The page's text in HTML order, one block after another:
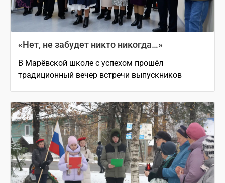
«Нет, не забудет никто никогда…»
В Марёвской школе с успехом прошёл
традиционный вечер встречи выпускников